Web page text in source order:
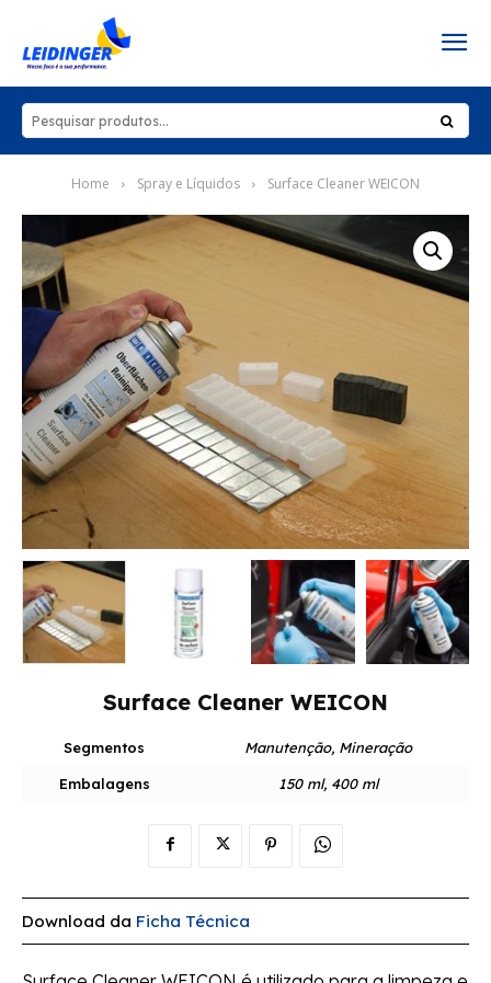
Home Spray e Líquidos Surface Cleaner WEICON
Surface Cleaner WEICON
Segmentos Manutenção, Mineração
Embalagens 150 ml, 400 ml
Download da Ficha Técnica